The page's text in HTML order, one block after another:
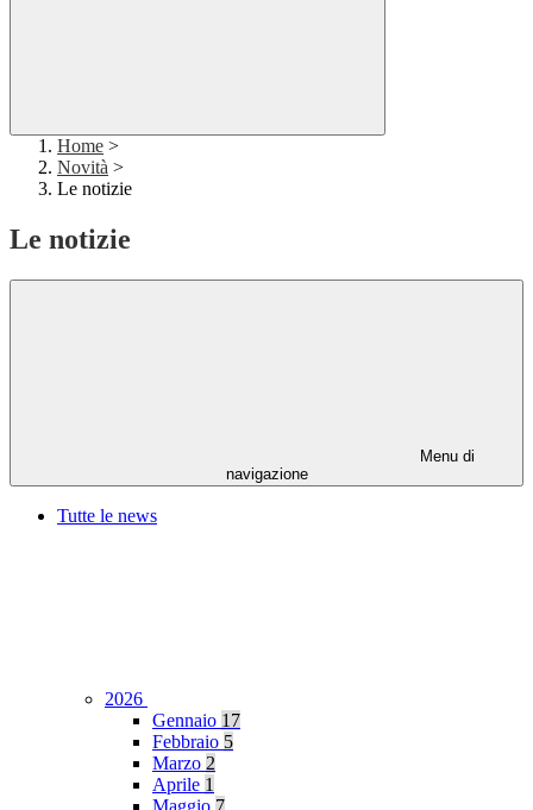
Home >
Novità >
Le notizie
Le notizie
Menu di
navigazione
Tutte le news
2026
Gennaio 17
Febbraio 5
Marzo 2
Aprile 1